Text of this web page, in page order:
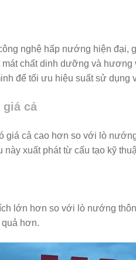
nghệ hấp nướng hiện đại,
chất dinh dưỡng và
để tối ưu hiệu suất sử dụng
giá cả
giá cả cao hơn so với lò
xuất phát từ cấu tạo kỹ
lớn hơn so với lò nướng
hơn.